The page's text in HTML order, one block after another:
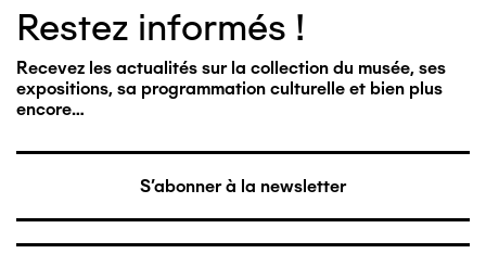
Restez informés !
Recevez les actualités sur la collection du musée, ses
expositions, sa programmation culturelle et bien plus
encore…
S'abonner à la newsletter